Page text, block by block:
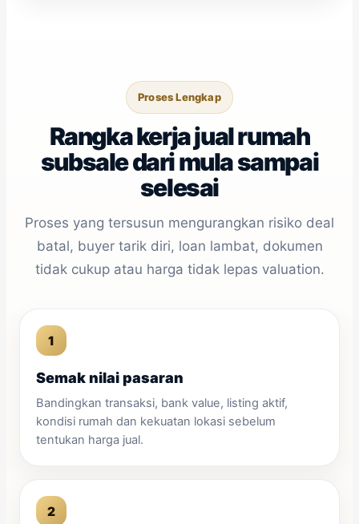
Proses Lengkap
Rangka kerja jual rumah
subsale dari mula sampai
selesai
Proses yang tersusun mengurangkan risiko deal
batal, buyer tarik diri, loan lambat, dokumen
tidak cukup atau harga tidak lepas valuation.
Semak nilai pasaran
Bandingkan transaksi, bank value, listing aktif,
kondisi rumah dan kekuatan lokasi sebelum
tentukan harga jual.